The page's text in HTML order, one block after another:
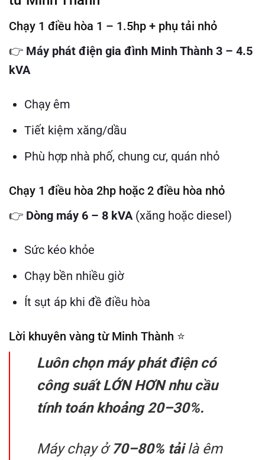
Chạy 1 điều hòa 1 – 1.5hp + phụ tải nhỏ
👉 Máy phát điện gia đình Minh Thành 3 – 4.5
kVA
Chạy êm
Tiết kiệm xăng/dầu
Phù hợp nhà phố, chung cư, quán nhỏ
Chạy 1 điều hòa 2hp hoặc 2 điều hòa nhỏ
👉 Dòng máy 6 – 8 kVA (xăng hoặc diesel)
Sức kéo khỏe
Chạy bền nhiều giờ
Ít sụt áp khi đề điều hòa
Lời khuyên vàng từ Minh Thành ⭐
Luôn chọn máy phát điện có
công suất LỚN HƠN nhu cầu
tính toán khoảng 20–30%.
Máy chạy ở70–80% tảilà êm